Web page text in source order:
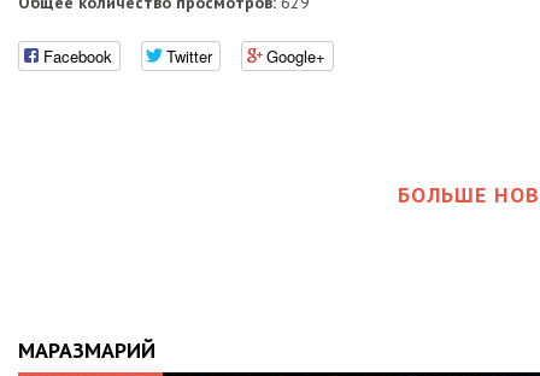
Facebook Twitter Google+
БОЛЬШЕ
МАРАЗМАРИЙ